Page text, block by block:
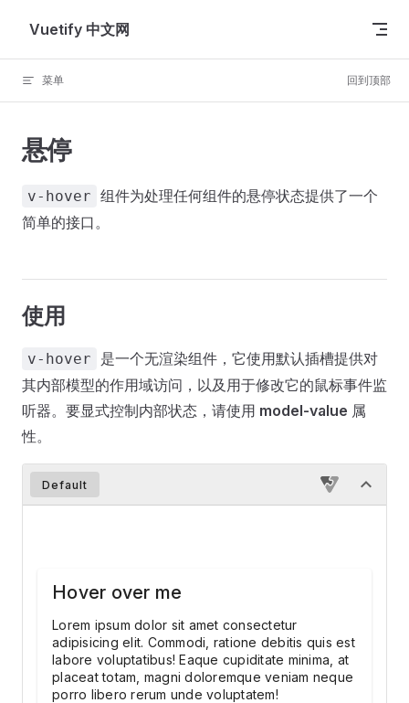
Skip to content
Vuetify 中文网
菜单 回到顶部
悬停
v-hover 组件为处理任何组件的悬停状态提供了一个
简单的接口。
使用
v-hover
是一个无渲染组件，它使用默认插槽提供对
其内部模型的作用域访问，以及用于修改它的鼠标事件监
听器。要显式控制内部状态，请使用 model-value 属
性。
Default
Hover over me
Lorem ipsum dolor sit amet consectetur
adipisicing elit. Commodi, ratione debitis quis est
labore voluptatibus! Eaque cupiditate minima, at
placeat totam, magni doloremque veniam neque
porro libero rerum unde voluptatem!